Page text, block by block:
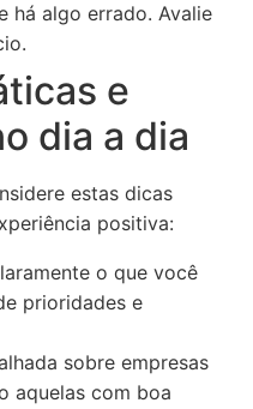
há algo errado. Avalie
e
dia a dia
estas dicas
positiva:
o que você
prioridades e
sobre empresas
aquelas com boa